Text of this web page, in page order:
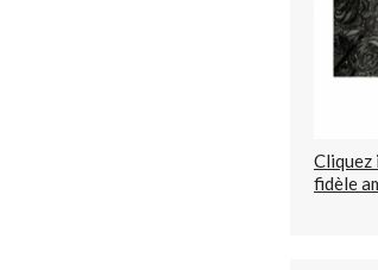
Cliquez
fidèle